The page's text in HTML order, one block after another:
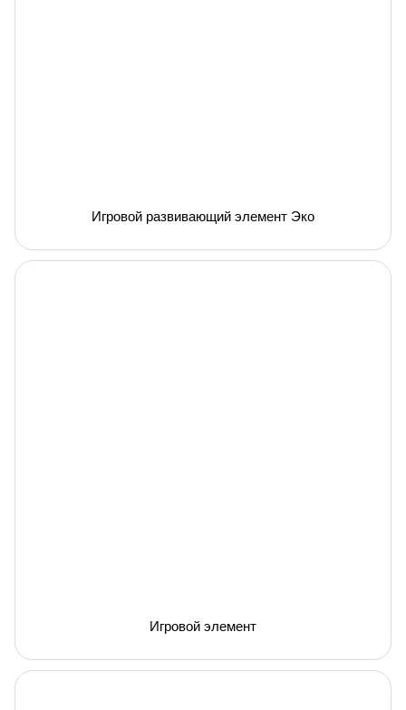
Игровой развивающий элемент Эко
Игровой элемент